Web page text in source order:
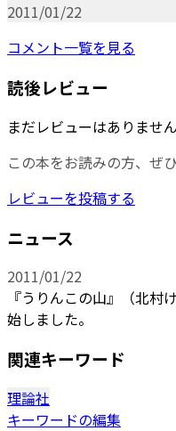
2011/01/22
コメント一覧を見る
読後レビュー
まだレビューはありません
この本をお読みの方、ぜ
レビューを投稿する
ニュース
2011/01/22
『うりんこの山』（北村
始しました。
関連キーワード
理論社
キーワードの編集